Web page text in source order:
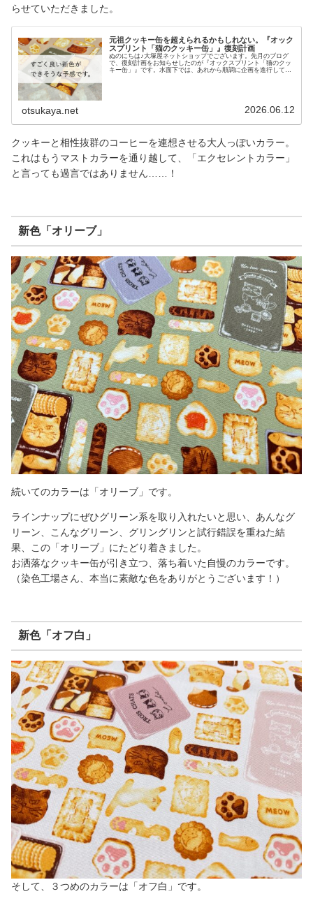
らせていただきました。
元祖クッキー缶を超えられるかもしれない。『オック
スプリント「猫のクッキー缶」』復刻計画
ぬのにちは♪大塚屋ネットショップでございます。先月のブログ
で、復刻計画をお知らせしたのが『オックスプリント「猫のクッ
キー缶」』です。水面下では、あれから順調に企画を進行してい
お洒落で、もっと美味しそうな色をしています。そのほかのカラ
インナップは、おそら
otsukaya.net 2026.06.12
クッキーと相性抜群のコーヒーを連想させる大人っぽいカラー。
これはもうマストカラーを通り越して、「エクセレントカラー」
と言っても過言ではありません……！
新色「オリーブ」
続いてのカラーは「オリーブ」です。
ラインナップにぜひグリーン系を取り入れたいと思い、あんなグ
リーン、こんなグリーン、グリングリンと試行錯誤を重ねた結
果、この「オリーブ」にたどり着きました。
お洒落なクッキー缶が引き立つ、落ち着いた自慢のカラーです。
（染色工場さん、本当に素敵な色をありがとうございます！）
新色「オフ白」
そして、３つめのカラーは「オフ白」です。